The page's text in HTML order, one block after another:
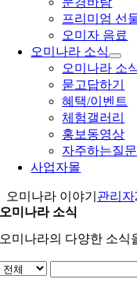
프리미엄 선
오미자 음료
오미나라 소식
오미나라 소
묻고답하기
혜택/이벤트
체험갤러리
홍보동영상
자주하는질
사업자몰
오미나라 이야기 관리자
오미나라 소식
오미나라의 다양한 소식